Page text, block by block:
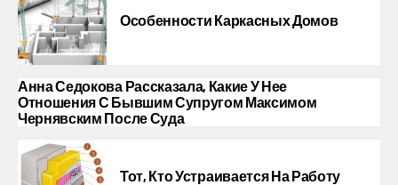
Особенности Каркасных Домов
Анна Седокова Рассказала, Какие У Нее
Отношения С Бывшим Супругом Максимом
Чернявским После Суда
Тот, Кто Устраивается На Работу